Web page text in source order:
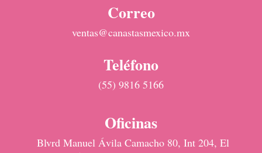
Correo
ventas@canastasmexico.mx
Teléfono
(55) 9816 5166
Oficinas
Blvrd Manuel Ávila Camacho 80, Int 204, El